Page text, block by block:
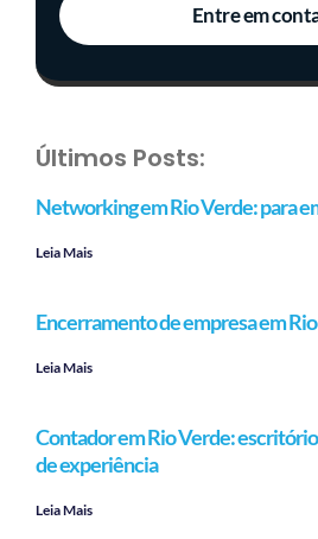
Entre em
Últimos Posts:
Networking em Rio Verde: para
Leia Mais
Encerramento de empresa em
Leia Mais
Contador em Rio Verde:
de experiência
Leia Mais